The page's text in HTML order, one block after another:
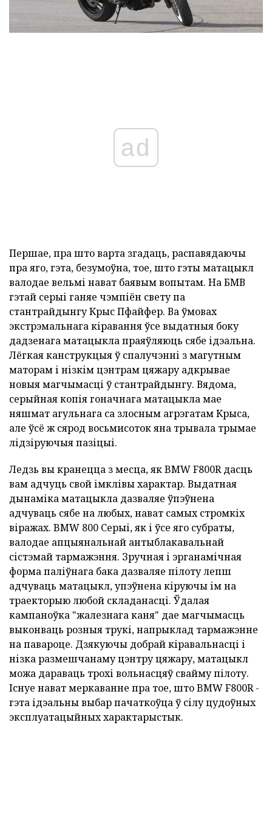
ad
Першае, пра што варта згадаць, распавядаючы
пра яго, гэта, безумоўна, тое, што гэты матацыкл
валодае вельмі нават баявым вопытам. На БМВ
гэтай серыі ганяе чэмпіён свету па
стантрайдынгу Крыс Пфайфер. Ва ўмовах
экстрэмальнага кіравання ўсе выдатныя боку
дадзенага матацыкла праяўляюць сябе ідэальна.
Лёгкая канструкцыя ў спалучэнні з магутным
маторам і нізкім цэнтрам цяжару адкрывае
новыя магчымасці ў стантрайдынгу. Вядома,
серыйная копія гоначнага матацыкла мае
няшмат агульнага са злосным агрэгатам Крыса,
але ўсё ж сярод восьмисоток яна трывала трымае
лідзіруючыя пазіцыі.
Ледзь вы кранецца з месца, як BMW F800R дасць
вам адчуць свой імклівы характар. Выдатная
дынаміка матацыкла дазваляе ўпэўнена
адчуваць сябе на любых, нават самых стромкіх
віражах. BMW 800 Серыі, як і ўсе яго субраты,
валодае апцыянальнай антыблакавальнай
сістэмай тармажэння. Зручная і эрганамічная
форма паліўнага бака дазваляе пілоту лепш
адчуваць матацыкл, упэўнена кіруючы ім на
траекторыю любой складанасці. Ўдалая
кампаноўка "жалезнага каня" дае магчымасць
выконваць розныя трукі, напрыклад тармажэнне
на павароце. Дзякуючы добрай кіравальнасці і
нізка размешчанаму цэнтру цяжару, матацыкл
можа дараваць трохі вольнасцяў свайму пілоту.
Існуе нават меркаванне пра тое, што BMW F800R -
гэта ідэальны выбар пачаткоўца ў сілу цудоўных
эксплуатацыйных характарыстык.